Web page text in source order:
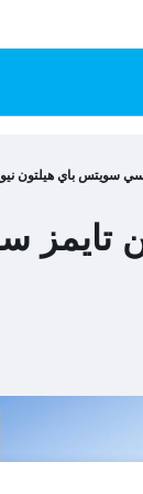
سويتس باي هيلتون
تايمز